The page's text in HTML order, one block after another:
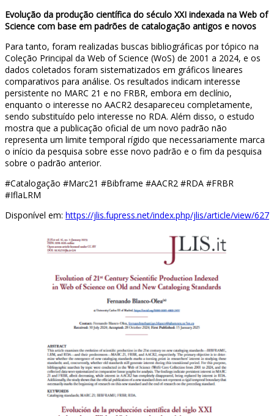
Evolução da produção científica do século XXI indexada na Web of
Science com base em padrões de catalogação antigos e novos
Para tanto, foram realizadas buscas bibliográficas por tópico na
Coleção Principal da Web of Science (WoS) de 2001 a 2024, e os
dados coletados foram sistematizados em gráficos lineares
comparativos para análise. Os resultados indicam interesse
persistente no MARC 21 e no FRBR, embora em declínio,
enquanto o interesse no AACR2 desapareceu completamente,
sendo substituído pelo interesse no RDA. Além disso, o estudo
mostra que a publicação oficial de um novo padrão não
representa um limite temporal rígido que necessariamente marca
o início da pesquisa sobre esse novo padrão e o fim da pesquisa
sobre o padrão anterior.
#Catalogação #Marc21 #Bibframe #AACR2 #RDA #FRBR
#IflaLRM
Disponível em: https://jlis.fupress.net/index.php/jlis/article/view/627